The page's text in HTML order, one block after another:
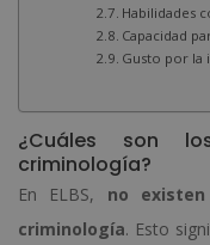
Habilidades
Capacidad
Gusto por la
¿Cuáles son
criminología?
En ELBS, no
criminología. Esto